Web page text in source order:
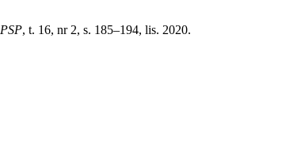
PSP, t. 16, nr 2, s. 185–194, lis. 2020.